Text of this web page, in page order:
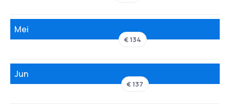
Mei
€ 134
Jun
€ 137